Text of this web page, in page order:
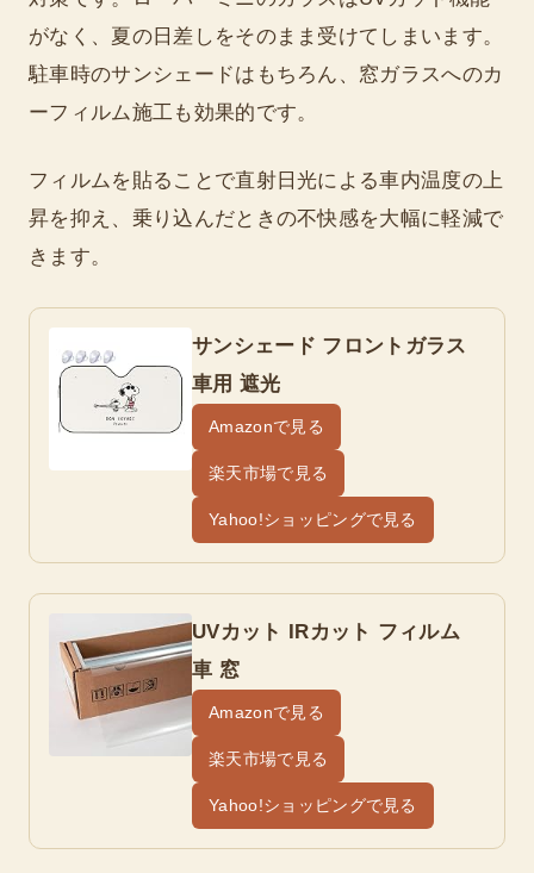
がなく、夏の日差しをそのまま受けてしまいます。
駐車時のサンシェードはもちろん、窓ガラスへのカ
ーフィルム施工も効果的です。
フィルムを貼ることで直射日光による車内温度の上
昇を抑え、乗り込んだときの不快感を大幅に軽減で
きます。
サンシェード フロントガラス
車用 遮光
Amazonで見る
楽天市場で見る
Yahoo!ショッピングで見る
UVカット IRカット フィルム
車 窓
Amazonで見る
楽天市場で見る
Yahoo!ショッピングで見る